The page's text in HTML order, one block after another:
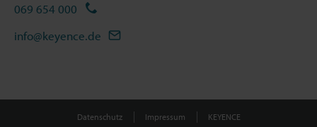
069 654 000
info@keyence.de
Datenschutz Impressum KEYENCE